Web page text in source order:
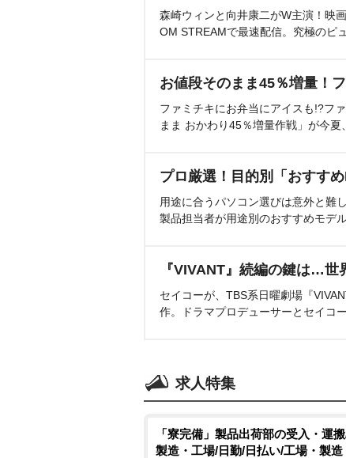
森崎ウィンと向井康二がW主演！映
OM STREAMで最速配信。究極のピ
お値段そのまま45％増量！
ファミチキにお弁当にアイスも!?フ
まま おかわり45％増量作戦」が今夏
プロ厳選！目的別「おすす
用途に合うパソコン選びは意外と難
製品担当者が用途別のおすすめモデ
『VIVANT』続編の鍵は…世
セイコーが、TBS系日曜劇場『
作。ドラマプロデューサーとセイコ
求人特集
「寮完備」製品出荷部の受入・運
製造・工場/日勤/日払い/工場・製造